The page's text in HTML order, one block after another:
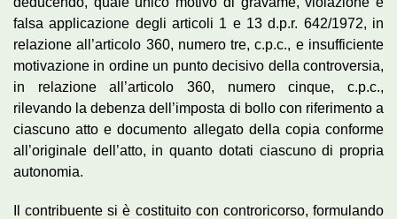
falsa applicazione degli articoli 1 e 13 d.p.r. 642/1972, in
relazione all’articolo 360, numero tre, c.p.c., e insufficiente
motivazione in ordine un punto decisivo della controversia,
in relazione all’articolo 360, numero cinque, c.p.c.,
rilevando la debenza dell’imposta di bollo con riferimento a
ciascuno atto e documento allegato della copia conforme
all’originale dell’atto, in quanto dotati ciascuno di propria
autonomia.
Il contribuente si è costituito con controricorso, formulando